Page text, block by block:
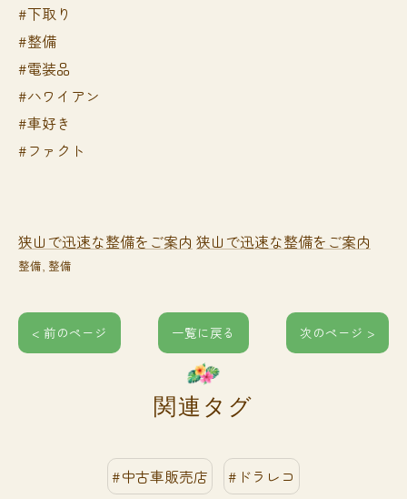
#下取り
#整備
#電装品
#ハワイアン
#車好き
#ファクト
狭山で迅速な整備をご案内 狭山で迅速な整備をご案内
整備 整備
< 前のページ 一覧に戻る 次のページ >
関連タグ
#中古車販売店 #ドラレコ